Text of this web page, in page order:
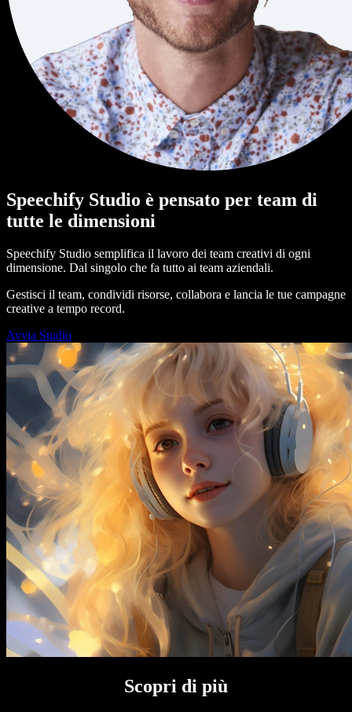
Speechify Studio è pensato per team di
tutte le dimensioni
Speechify Studio semplifica il lavoro dei team creativi di ogni
dimensione. Dal singolo che fa tutto ai team aziendali.
Gestisci il team, condividi risorse, collabora e lancia le tue campagne
creative a tempo record.
Avvia Studio
Scopri di più